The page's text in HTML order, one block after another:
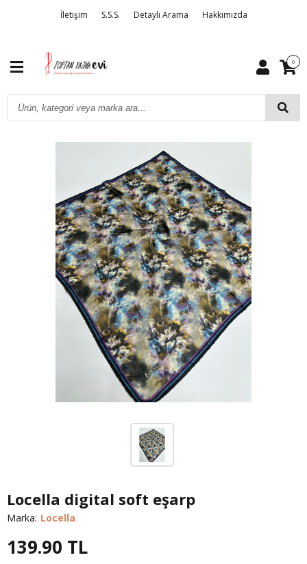
İletişim S.S.S. Detaylı Arama Hakkımızda
0
Locella digital soft eşarp
Marka: Locella
139.90 TL